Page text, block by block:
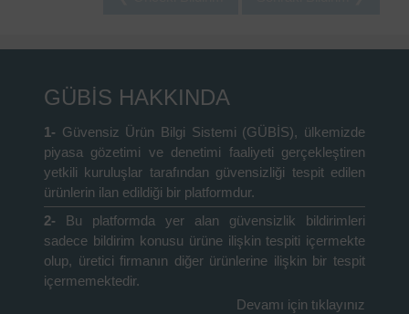
GÜBİS HAKKINDA
1- Güvensiz Ürün Bilgi Sistemi (GÜBİS), ülkemizde
piyasa gözetimi ve denetimi faaliyeti gerçekleştiren
yetkili kuruluşlar tarafından güvensizliği tespit edilen
ürünlerin ilan edildiği bir platformdur.
2-
Bu platformda yer alan güvensizlik bildirimleri
sadece bildirim konusu ürüne ilişkin tespiti içermekte
olup, üretici firmanın diğer ürünlerine ilişkin bir tespit
içermemektedir.
Devamı için tıklayınız